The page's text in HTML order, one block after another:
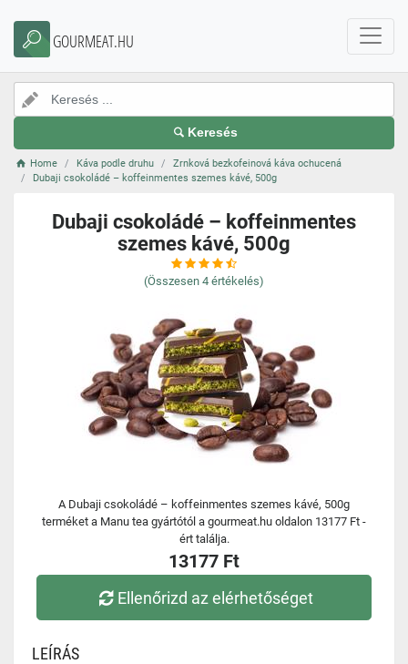
GOURMEAT.HU
Keresés
Home Káva podle druhu
Zrnková bezkofeinová káva ochucená
Dubaji csokoládé – koffeinmentes szemes kávé, 500g
Dubaji csokoládé – koffeinmentes
szemes kávé, 500g
(Összesen 4 értékelés)
A Dubaji csokoládé – koffeinmentes szemes kávé, 500g
terméket a Manu tea gyártótól a gourmeat.hu oldalon 13177 Ft -
ért találja.
13177 Ft
Ellenőrizd az elérhetőséget
LEÍRÁS